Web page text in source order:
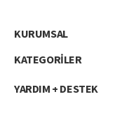
KURUMSAL
KATEGORİLER
YARDIM + DESTEK